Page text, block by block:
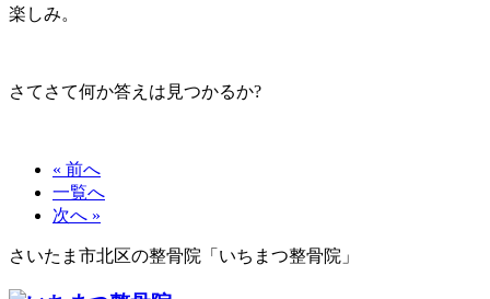
楽しみ。
さてさて何か答えは見つかるか?
« 前へ
一覧へ
次へ »
さいたま市北区の整骨院「いちまつ整骨院」